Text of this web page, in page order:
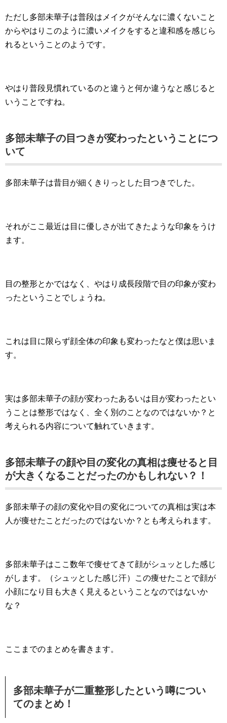
ただし多部未華子は普段はメイクがそんなに濃くないこと
からやはりこのように濃いメイクをすると違和感を感じら
れるということのようです。
やはり普段見慣れているのと違うと何か違うなと感じると
いうことですね。
多部未華子の目つきが変わったということにつ
いて
多部未華子は昔目が細くきりっとした目つきでした。
それがここ最近は目に優しさが出てきたような印象をうけ
ます。
目の整形とかではなく、やはり成長段階で目の印象が変わ
ったということでしょうね。
これは目に限らず顔全体の印象も変わったなと僕は思いま
す。
実は多部未華子の顔が変わったあるいは目が変わったとい
うことは整形ではなく、全く別のことなのではないか？と
考えられる内容について触れていきます。
多部未華子の顔や目の変化の真相は痩せると目
が大きくなることだったのかもしれない？！
多部未華子の顔の変化や目の変化についての真相は実は本
人が痩せたことだったのではないか？とも考えられます。
多部未華子はここ数年で痩せてきて顔がシュッとした感じ
がします。（シュッとした感じ汗）この痩せたことで顔が
小顔になり目も大きく見えるということなのではないか
な？
ここまでのまとめを書きます。
多部未華子が二重整形したという噂につい
てのまとめ！